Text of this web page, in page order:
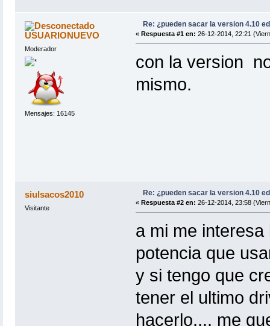
USUARIONUEVO
Moderador
Mensajes: 16145
Re: ¿pueden sacar la version 4.10
« Respuesta #1 en: 26-12-2014, 22:21
con la version
mismo.
siulsacos2010
Visitante
Re: ¿pueden sacar la version 4.10
« Respuesta #2 en: 26-12-2014, 23:58
a mi me
potencia que
y si tengo que
tener el ultimo
hacerlo.... me